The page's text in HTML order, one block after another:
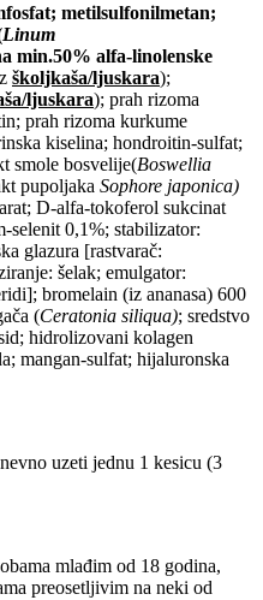
metilsulfonilmetan;
Linum
min.50% alfa-linolenske
školjkaša/ljuskara);
ljuskara); prah rizoma
prah rizoma kurkume
kiselina; hondroitin-sulfat;
smole bosvelije(Boswellia
pupoljaka Sophore japonica)
D-alfa-tokoferol sukcinat
selenit 0,1%; stabilizator:
glazura [rastvarač:
šelak; emulgator:
bromelain (iz ananasa) 600
(Ceratonia siliqua); sredstvo
hidrolizovani kolagen
mangan-sulfat; hijaluronska
uzeti jednu 1 kesicu (3
mlađim od 18 godina,
preosetljivim na neki od